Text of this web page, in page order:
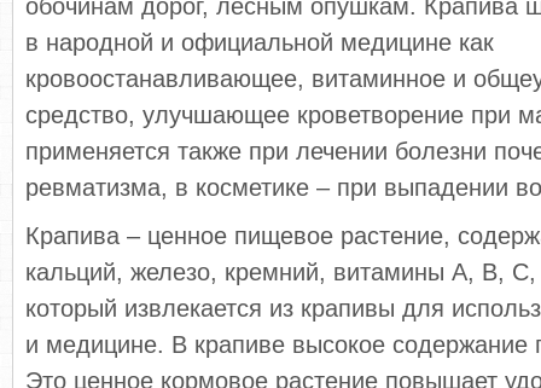
обочинам дорог, лесным опушкам. Крапива
в народной и официальной медицине как
кровоостанавливающее, витаминное и
средство, улучшающее кроветворение при
применяется также при лечении болезни
ревматизма, в косметике – при выпадении
Крапива – ценное пищевое растение,
кальций, железо, кремний, витамины А, В,
который извлекается из крапивы для
и медицине. В крапиве высокое содержание
Это ценное кормовое растение повышает